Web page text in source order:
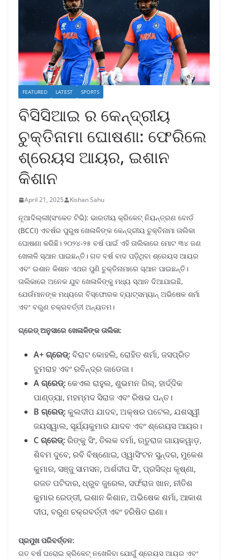
FEATURED LATEST SPORTS
ବିସିସିଆଇ ର କେନ୍ଦ୍ରୀୟ
ଚୁକ୍ତିନାମା ଘୋଷଣା: ଫେରିଲେ
ଶ୍ରେୟସ ଆୟର, ଇଶାନ
କିଶାନ
April 21, 2025 Kishan Sahu
ନୂଆଦିଲ୍ଲୀ(ସଂକେତ ଟିଭି): ଭାରତୀୟ କ୍ରିକେଟ୍ ନିୟନ୍ତ୍ରଣ ବୋର୍ଡ
(BCCI) ଏବର୍ଷର ପୁରୁଷ ଖେଳାଳିଙ୍କ କେନ୍ଦ୍ରୀୟ ଚୁକ୍ତିନାମା ତାଲିକା
ଘୋଷଣା କରିଛି। ୨୦୨୪-୨୫ ବର୍ଷ ପାଇଁ ଏହି ତାଲିକାରେ ମୋଟ ୩୪ ଜଣ
ଖେଳାଳି ସ୍ଥାନ ପାଇଛନ୍ତି। ଗତ ବର୍ଷ ବାଦ ପଡ଼ିଥିବା ଶ୍ରେୟସ ଆୟର
ଏବଂ ଇଶାନ କିଶାନ ଏଥର ପୁଣି ଚୁକ୍ତିନାମାରେ ସ୍ଥାନ ପାଇଛନ୍ତି।
ତାଲିକାରେ ଅନେକ ଯୁବ ଖେଳାଳିଙ୍କୁ ମଧ୍ୟ ସ୍ଥାନ ଦିଆଯାଇଛି,
ଯେଉଁମାନଙ୍କ ମଧ୍ୟରେ ବିସ୍ଫୋରକ ବ୍ୟାଟ୍ସମ୍ୟାନ୍ ଅଭିଷେକ ଶର୍ମା
ଏବଂ ବରୁଣ ଚକ୍ରବର୍ତ୍ତୀ ଅନ୍ୟତମ।
ଗ୍ରେଡ୍ ଅନୁସାରେ ଖେଳାଳିଙ୍କ ତାଲିକା:
A+ ଗ୍ରେଡ୍:ବିରାଟ କୋହଲି, ରୋହିତ ଶର୍ମା, ଜସପ୍ରିତ
ବୁମରାହ ଏବଂ ରବିନ୍ଦ୍ର ଜାଡେଜା।
A ଗ୍ରେଡ୍:କେଏଲ ରାହୁଲ, ଶୁଭମନ ଗିଲ୍, ହାର୍ଦ୍ଦିକ
ପାଣ୍ଡ୍ୟା, ମହମ୍ମଦ ସିରାଜ ଏବଂ ରିଷଭ ପନ୍ତ।
B ଗ୍ରେଡ୍:କୁଲଦୀପ ଯାଦବ, ଅକ୍ଷର ପଟେଲ, ଯଶସ୍ୱୀ
ଜୟସ୍ୱାଲ, ସୂର୍ଯ୍ୟକୁମାର ଯାଦବ ଏବଂ ଶ୍ରେୟସ ଆୟର।
C ଗ୍ରେଡ୍:ରିଙ୍କୁ ସିଂ, ତିଲକ ବର୍ମା, ଋତୁରାଜ ଗାୟକୱାଡ଼,
ଶିବମ ଦୁବେ, ରବି ବିଷ୍ଣୋଇ, ଓ୍ୱାସିଂଟନ ସୁନ୍ଦର, ମୁକେଶ
କୁମାର, ସଞ୍ଜୁ ସାମସନ, ଅର୍ଶଦୀପ ସିଂ, ପ୍ରସିଦ୍ଧ କୃଷ୍ଣା,
ରଜତ ପଟିଦାର, ଧ୍ରୁବ ଜୁରେଲ, ସର୍ଫରାଜ ଖାନ, ନୀତିଶ
କୁମାର ରେଡ୍ଡୀ, ଇଶାନ କିଶାନ, ଅଭିଷେକ ଶର୍ମା, ଆକାଶ
ଦୀପ, ବରୁଣ ଚକ୍ରବର୍ତ୍ତୀ ଏବଂ ହରିଷିତ ରାଣା।
ପ୍ରମୁଖ ପରିବର୍ତ୍ତନ:
ଗତ ବର୍ଷ ଘରୋଇ କ୍ରିକେଟ୍ ନଖେଳିବା ଯୋଗୁଁ ଶ୍ରେୟସ ଆୟର ଏବଂ